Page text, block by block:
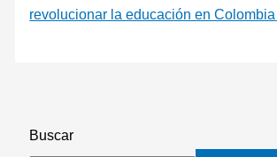
revolucionar la educación en Colombia
Buscar